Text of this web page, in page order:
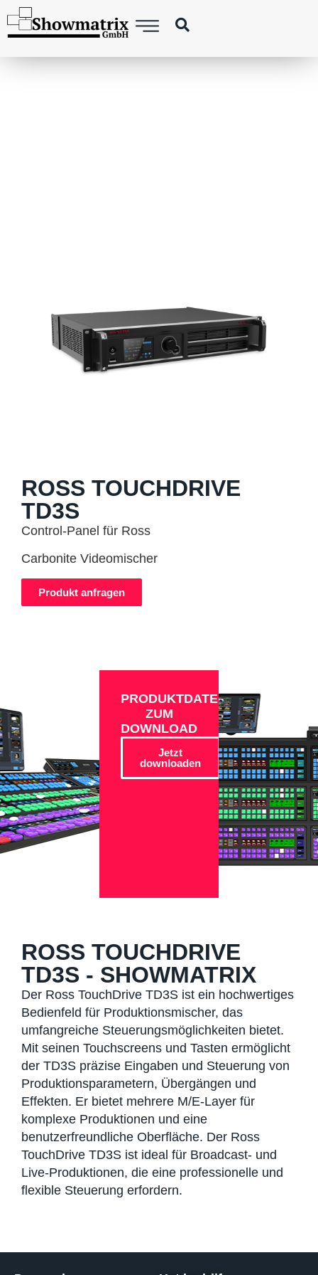
ROSS TOUCHDRIVE
TD3S
Control-Panel für Ross
Carbonite Videomischer
Produkt anfragen
PRODUKTDATEN
ZUM
DOWNLOAD
Jetzt
downloaden
ROSS TOUCHDRIVE
TD3S - SHOWMATRIX
Der Ross TouchDrive TD3S ist ein hochwertiges
Bedienfeld für Produktionsmischer, das
umfangreiche Steuerungsmöglichkeiten bietet.
Mit seinen Touchscreens und Tasten ermöglicht
der TD3S präzise Eingaben und Steuerung von
Produktionsparametern, Übergängen und
Effekten. Er bietet mehrere M/E-Layer für
komplexe Produktionen und eine
benutzerfreundliche Oberfläche. Der Ross
TouchDrive TD3S ist ideal für Broadcast- und
Live-Produktionen, die eine professionelle und
flexible Steuerung erfordern.